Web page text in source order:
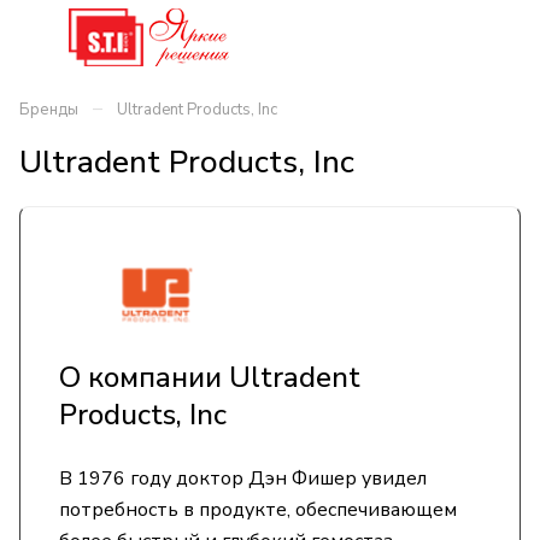
Бренды – Ultradent Products, Inc
Ultradent Products, Inc
О компании Ultradent
Products, Inc
В 1976 году доктор Дэн Фишер увидел
потребность в продукте, обеспечивающем